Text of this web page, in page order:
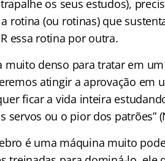
os seus estudos),
rotina (ou rotinas) que
essa rotina por outra.
muito denso para tratar em
atingir a aprovação em
ficar a vida inteira
servos ou o pior dos patrões”
é uma máquina muito